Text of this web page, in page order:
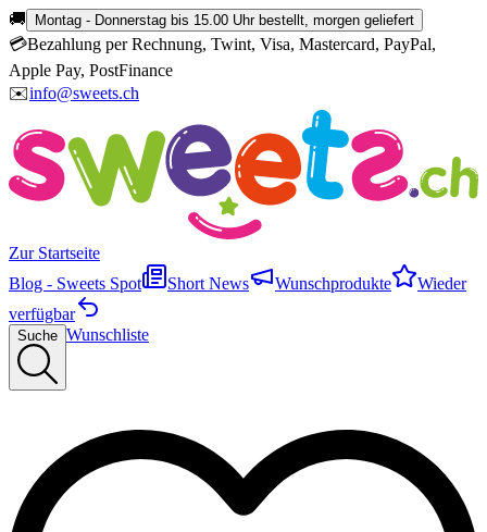
🚚 Montag - Donnerstag bis 15.00 Uhr bestellt, morgen geliefert
💳Bezahlung per Rechnung, Twint, Visa, Mastercard, PayPal,
Apple Pay, PostFinance
✉️info@sweets.ch
Zur Startseite
Blog - Sweets Spot
Short News Wunschprodukte
Wieder
verfügbar
Suche Wunschliste